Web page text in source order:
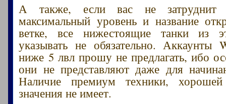
А также, если вас не затруднит
максимальный уровень и название
ветке, все нижестоящие танки из
указывать не обязательно. Аккаунты
ниже 5 лвл прошу не предлагать, ибо
они не представляют даже для
Наличие премиум техники, хорошей
значения не имеет.